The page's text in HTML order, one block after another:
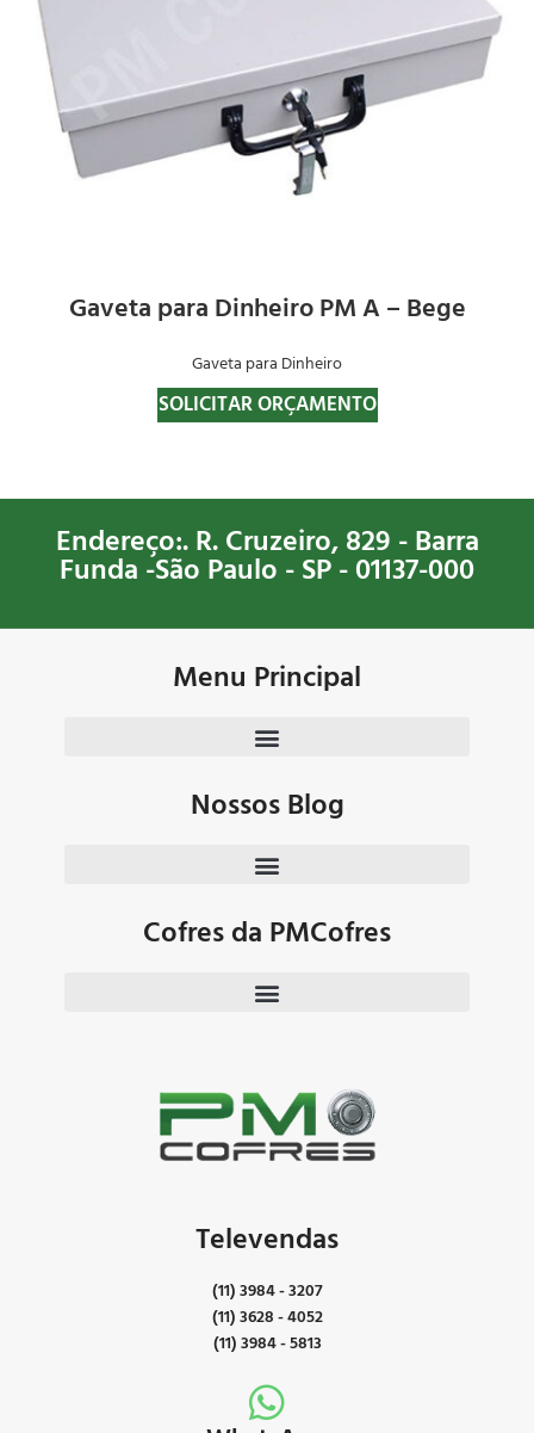
Gaveta para Dinheiro PM A – Bege
Gaveta para Dinheiro
SOLICITAR ORÇAMENTO
Endereço:. R. Cruzeiro, 829 - Barra
Funda -São Paulo - SP - 01137-000
Menu Principal
Nossos Blog
Cofres da PMCofres
Televendas
(11) 3984 - 3207
(11) 3628 - 4052
(11) 3984 - 5813